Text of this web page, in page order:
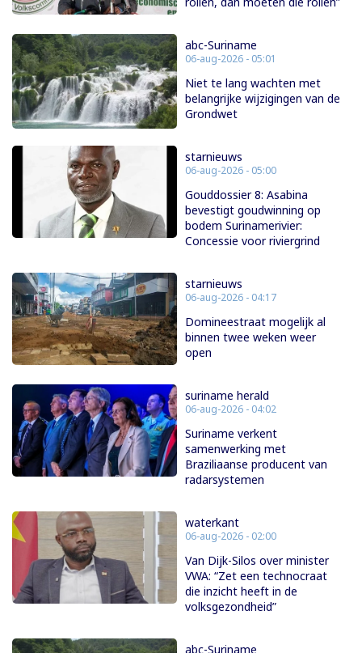
abc-Suriname
06-aug-2026 - 05:01
Niet te lang wachten met
belangrijke wijzigingen van de
Grondwet
starnieuws
06-aug-2026 - 05:00
Gouddossier 8: Asabina
bevestigt goudwinning op
bodem Surinamerivier:
Concessie voor riviergrind
starnieuws
06-aug-2026 - 04:17
Domineestraat mogelijk al
binnen twee weken weer
open
suriname herald
06-aug-2026 - 04:02
Suriname verkent
samenwerking met
Braziliaanse producent van
radarsystemen
waterkant
06-aug-2026 - 02:00
Van Dijk-Silos over minister
VWA: “Zet een technocraat
die inzicht heeft in de
volksgezondheid”
abc-Suriname